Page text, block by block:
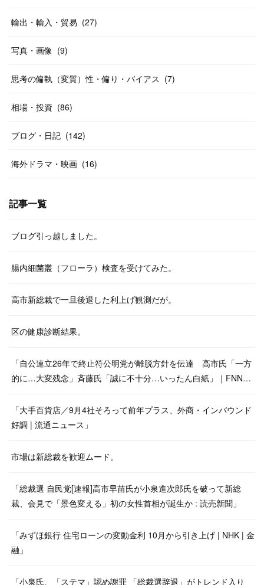
輸出・輸入・貿易 (27)
写真・画像 (9)
思考の偏執（変質）性・偏り・バイアス (7)
相場・投資 (86)
ブログ・日記 (142)
海外ドラマ・映画 (16)
記事一覧
ブログ引っ越しました。
腸内細菌叢（フローラ）検査を受けてみた。
高市新総裁で一旦後退した利上げ観測だが。
区の健康診断結果。
「自公連立26年で終止符公明党が離脱方針を伝達 高市氏「一方
的に…大変残念」斉藤氏「誠に不十分…いったん白紙」｜FNN…
「大手百貨店／9月4社そろって前年プラス、外商・インバウンド
好調 | 流通ニュース」
市場は新総裁を歓迎ムード。
「総裁選 自民党[速報]高市早苗氏が小泉進次郎氏を破って新総
裁、会見で「景色変える」初の女性首相が誕生か : 読売新聞」
「みずほ銀行 住宅ローンの変動金利 10月から引き上げ | NHK | 金
融」
「小泉氏、「ステマ」認め謝罪 「総裁選辞退」がトレンド入り